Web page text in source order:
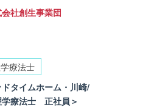
社創生事業団
療法士
ドタイムホーム・川崎/
学療法士 正社員＞